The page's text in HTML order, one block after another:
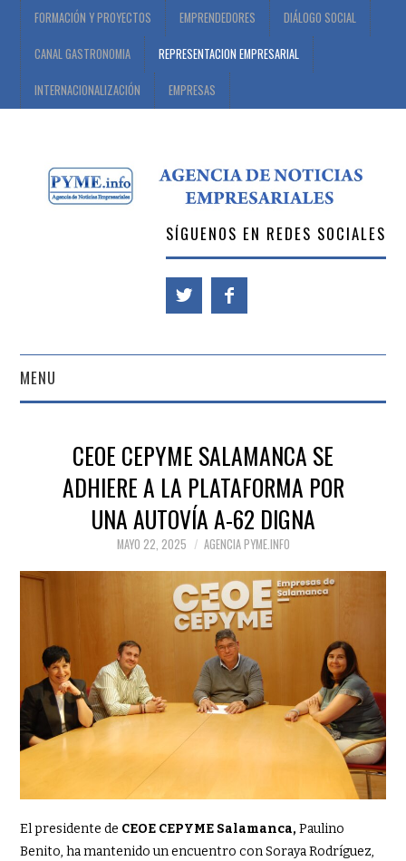
FORMACIÓN Y PROYECTOS EMPRENDEDORES DIÁLOGO SOCIAL
CANAL GASTRONOMIA REPRESENTACION EMPRESARIAL
INTERNACIONALIZACIÓN EMPRESAS
SÍGUENOS EN REDES SOCIALES
MENU
CEOE CEPYME SALAMANCA SE
ADHIERE A LA PLATAFORMA POR
UNA AUTOVÍA A-62 DIGNA
MAYO 22, 2025 AGENCIA PYME.INFO
El presidente de CEOE CEPYME Salamanca,Paulino
Benito, ha mantenido un encuentro con Soraya Rodríguez,